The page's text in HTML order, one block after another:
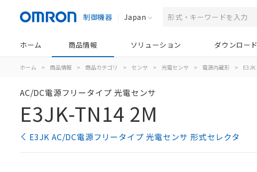
制御機器 Japan
ホーム 商品情報 ソリューション ダウンロード
ホーム > 商品情報 > 商品カテゴリ > センサ > 光電センサ > 電源内蔵形 > E3JK
AC/DC電源フリータイプ 光電センサ
E3JK-TN14 2M
E3JK AC/DC電源フリータイプ 光電センサ 形式セレクタ